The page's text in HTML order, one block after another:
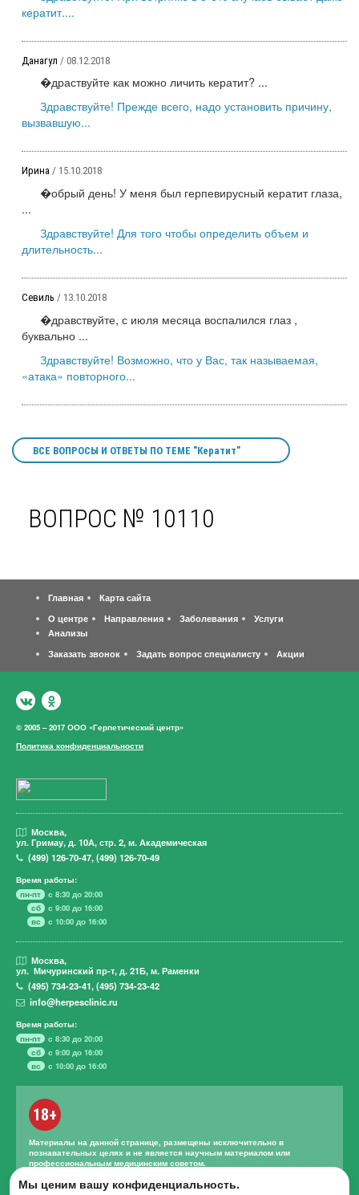
кератит....
Данагул / 08.12.2018
�драствуйте как можно личить кератит? ...
Здравствуйте! Прежде всего, надо установить причину,
вызвавшую...
Ирина / 15.10.2018
�обрый день! У меня был герпевирусный кератит глаза,
...
Здравствуйте! Для того чтобы определить объем и
длительность...
Севиль / 13.10.2018
�дравствуйте, с июля месяца воспалился глаз ,
буквально ...
Здравствуйте! Возможно, что у Вас, так называемая,
«атака» повторного...
ВСЕ ВОПРОСЫ И ОТВЕТЫ ПО ТЕМЕ "Кератит"
ВОПРОС № 10110
Главная
Карта сайта
О центре
Направления Заболевания
Услуги
Анализы
Заказать звонок
Задать вопрос специалисту Акции
© 2005 – 2017 ООО «Герпетический центр»
Политика конфиденциальности
Москва,
ул. Гримау, д. 10А, стр. 2, м. Академическая
(499)126-70-47,(499)126-70-49
Время работы:
пн-пт
с 8:30 до 20:00
сб
с 9:00 до 16:00
вс
с 10:00 до 16:00
Москва,
ул. Мичуринский пр-т, д. 21Б, м. Раменки
(495)734-23-41,(495)734-23-42
info@herpesclinic.ru
Время работы:
пн-пт
с 8:30 до 20:00
сб
с 9:00 до 16:00
вс
с 10:00 до 16:00
18+
Материалы на данной странице, размещены исключительно в
познавательных целях и не является научным материалом или
профессиональным медицинским советом.
Правильное лечение и назначение лекарственных средств может
проводиться только квалифицированным специалистом с учетом
Мы ценим вашу конфиденциальность.